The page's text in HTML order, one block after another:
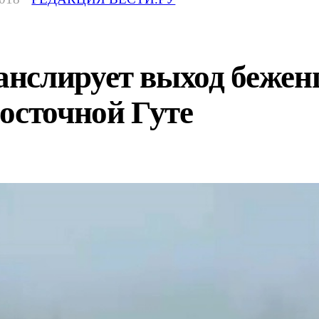
выход
Гуте